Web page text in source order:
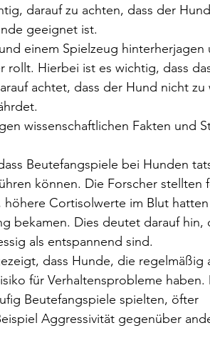
darauf zu achten, dass der
geeignet ist.
einem Spielzeug hinterherjagen
Hierbei ist es wichtig, dass
achtet, dass der Hund nicht zu
wissenschaftlichen Fakten und
Beutefangspiele bei Hunden
können. Die Forscher stellten
Cortisolwerte im Blut hatten
bekamen. Dies deutet darauf hin,
als entspannend sind.
dass Hunde, die regelmäßig
für Verhaltensprobleme haben.
Beutefangspiele spielten, öfter
Aggressivität gegenüber